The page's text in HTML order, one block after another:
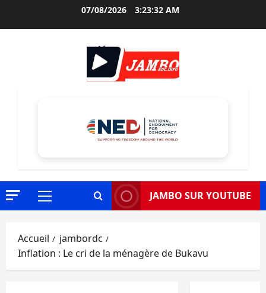
07/08/2026 3:23:33 AM
Menu
JAMBO SUR YOUTUBE
Accueil
jambordc
Inflation : Le cri de la ménagère de Bukavu